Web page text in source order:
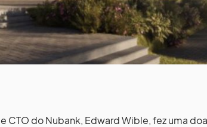
CTO do Nubank, Edward Wible, fez uma